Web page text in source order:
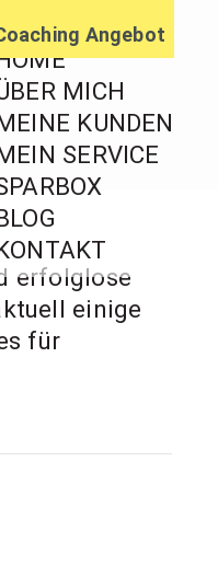
Angebot
MICH
KUNDEN
SERVICE
erfolglose
einige
für